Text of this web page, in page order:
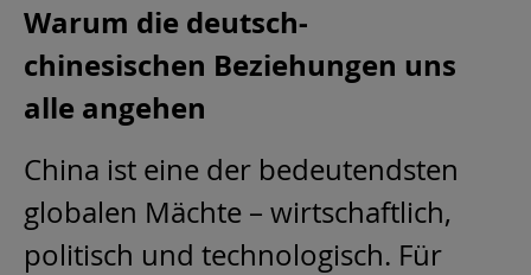
Warum die deutsch-
chinesischen Beziehungen uns
alle angehen
China ist eine der bedeutendsten
globalen Mächte – wirtschaftlich,
politisch und technologisch. Für